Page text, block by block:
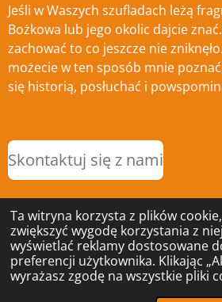
Ta witryna korzysta z plików
zwiększyć wygodę korzystania z
wyświetlać reklamy dostosowane
preferencji użytkownika. Klikając
wyrażasz zgodę na wszystkie pliki
Jeśli w Waszych szufladach leżą
Bożkowa lub jego okolic dajcie
zachować to co jeszcze nie
możecie w ten sposób mnie
się historią, posłuchać i
Skontaktuj się z nami
© 2025 - 2026 Ciekawostki Bożkowa
Obsługiwana przezWebador